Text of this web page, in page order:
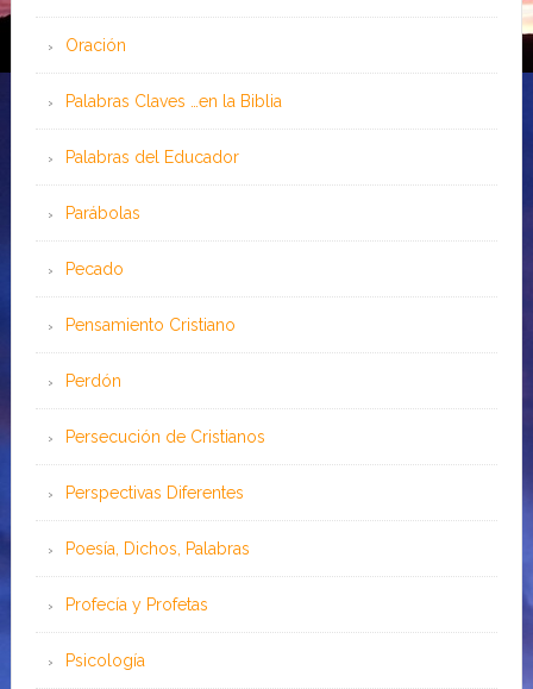
Oración
Palabras Claves …en la Biblia
Palabras del Educador
Parábolas
Pecado
Pensamiento Cristiano
Perdón
Persecución de Cristianos
Perspectivas Diferentes
Poesía, Dichos, Palabras
Profecía y Profetas
Psicología